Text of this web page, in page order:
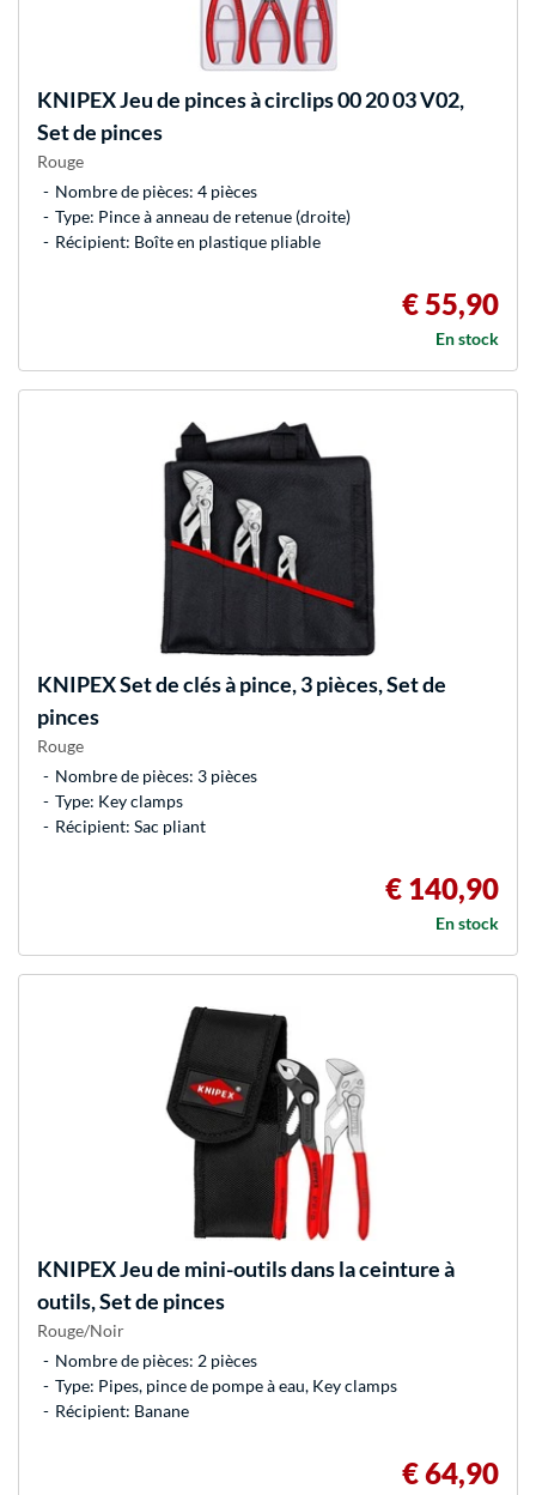
KNIPEXJeu de pinces à circlips 00 20 03 V02,
Set de pinces
Rouge
Nombre de pièces: 4 pièces
Type: Pince à anneau de retenue (droite)
Récipient: Boîte en plastique pliable
€ 55,90
En stock
KNIPEXSet de clés à pince, 3 pièces, Set de
pinces
Rouge
Nombre de pièces: 3 pièces
Type: Key clamps
Récipient: Sac pliant
€ 140,90
En stock
KNIPEXJeu de mini-outils dans la ceinture à
outils, Set de pinces
Rouge/Noir
Nombre de pièces: 2 pièces
Type: Pipes, pince de pompe à eau, Key clamps
Récipient: Banane
€ 64,90